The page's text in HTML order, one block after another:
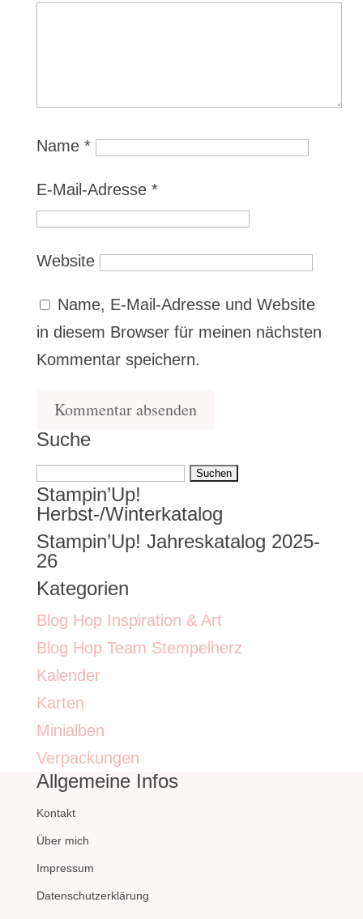
Name *
E-Mail-Adresse *
Website
Name, E-Mail-Adresse und Website
in diesem Browser für meinen nächsten
Kommentar speichern.
Suche
Suchen
nach:
Stampin’Up!
Herbst-/Winterkatalog
Stampin’Up! Jahreskatalog 2025-
26
Kategorien
Blog Hop Inspiration & Art
Blog Hop Team Stempelherz
Kalender
Karten
Minialben
Verpackungen
Allgemeine Infos
Kontakt
Über mich
Impressum
Datenschutzerklärung